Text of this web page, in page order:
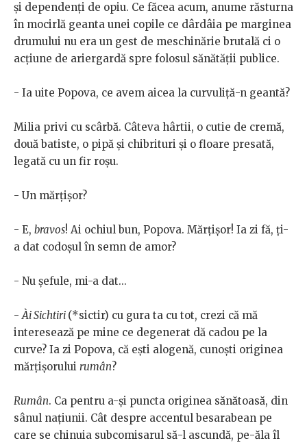
și dependenți de opiu. Ce făcea acum, anume răsturna
în mocirlă geanta unei copile ce dârdâia pe marginea
drumului nu era un gest de meschinărie brutală ci o
acțiune de ariergardă spre folosul sănătății publice.
- Ia uite Popova, ce avem aicea la curvuliță-n geantă?
Milia privi cu scârbă. Câteva hârtii, o cutie de cremă,
două batiste, o pipă și chibrituri și o floare presată,
legată cu un fir roșu.
- Un mărțișor?
- E, bravos! Ai ochiul bun, Popova. Mărțișor! Ia zi fă, ți-
a dat codoșul în semn de amor?
- Nu șefule, mi-a dat...
-Ài Sichtiri (*sictir) cu gura ta cu tot, crezi că mă
interesează pe mine ce degenerat dă cadou pe la
curve? Ia zi Popova, că ești alogenă, cunoști originea
mărțișorului rumân?
Rumân. Ca pentru a-și puncta originea sănătoasă, din
sânul națiunii. Cât despre accentul besarabean pe
care se chinuia subcomisarul să-l ascundă, pe-ăla îl